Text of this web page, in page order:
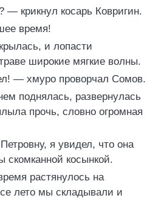
— крикнул косарь Ковригин.
время!
и лопасти
широкие мягкие волны.
— хмуро проворчал Сомов.
поднялась, развернулась
прочь, словно огромная
я увидел, что она
скомканной косынкой.
растянулось на
лето мы складывали и